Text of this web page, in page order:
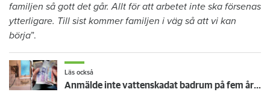
familjen så gott det går. Allt för att arbetet inte ska försenas
ytterligare. Till sist kommer familjen i väg så att vi kan
börja”.
Läs också
Anmälde inte vattenskadat badrum på fem år – krävs på 125 000 kronor